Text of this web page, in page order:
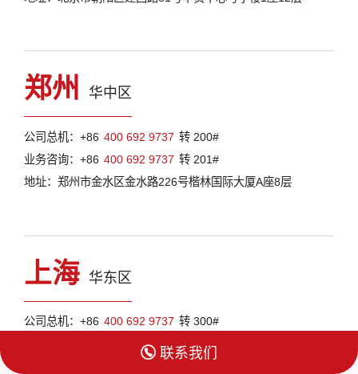
郑州 华中区
公司总机：+86 400 692 9737 转 200#
业务咨询：+86 400 692 9737 转 201#
地址：郑州市金水区金水路226号楷林国际大厦A座8层
上海 华东区
公司总机：+86 400 692 9737 转 300#
400 692 9737 转 301#
 联系我们